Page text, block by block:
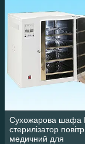
Сухожарова шафа
стерилізатор
медичний для